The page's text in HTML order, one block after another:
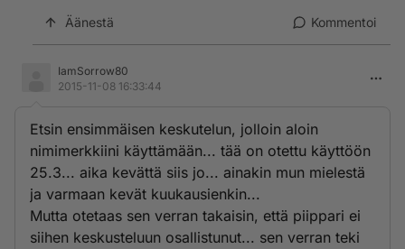
Äänestä Kommentoi
IamSorrow80
2015-11-08 16:33:44
Etsin ensimmäisen keskutelun, jolloin aloin
nimimerkkiini käyttämään... tää on otettu käyttöön
25.3... aika kevättä siis jo... ainakin mun mielestä
ja varmaan kevät kuukausienkin...
Mutta otetaas sen verran takaisin, että piippari ei
siihen keskusteluun osallistunut... sen verran teki